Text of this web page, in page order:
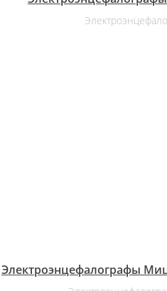
Электроэнцефалографы